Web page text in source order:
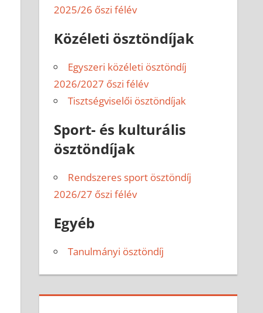
2025/26 őszi félév
Közéleti ösztöndíjak
Egyszeri közéleti ösztöndíj
2026/2027 őszi félév
Tisztségviselői ösztöndíjak
Sport- és kulturális
ösztöndíjak
Rendszeres sport ösztöndíj
2026/27 őszi félév
Egyéb
Tanulmányi ösztöndíj